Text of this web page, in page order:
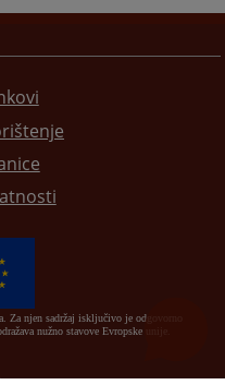
Za njen sadržaj isključivo je odgovorno
nužno stavove Evropske unije.